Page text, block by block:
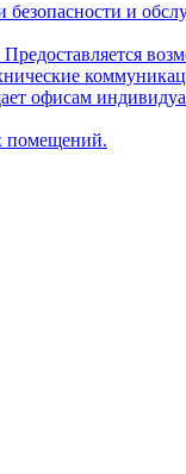
и
офисам
помещений.